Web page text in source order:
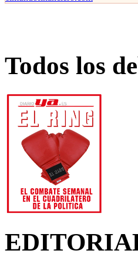
Todos los